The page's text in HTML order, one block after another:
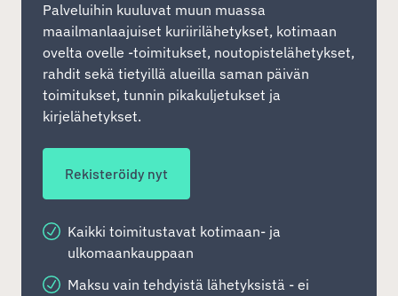
Palveluihin kuuluvat muun muassa
maailmanlaajuiset kuriirilähetykset, kotimaan
ovelta ovelle -toimitukset, noutopistelähetykset,
rahdit sekä tietyillä alueilla saman päivän
toimitukset, tunnin pikakuljetukset ja
kirjelähetykset.
Rekisteröidy nyt
Kaikki toimitustavat kotimaan- ja
ulkomaankauppaan
Maksu vain tehdyistä lähetyksistä - ei